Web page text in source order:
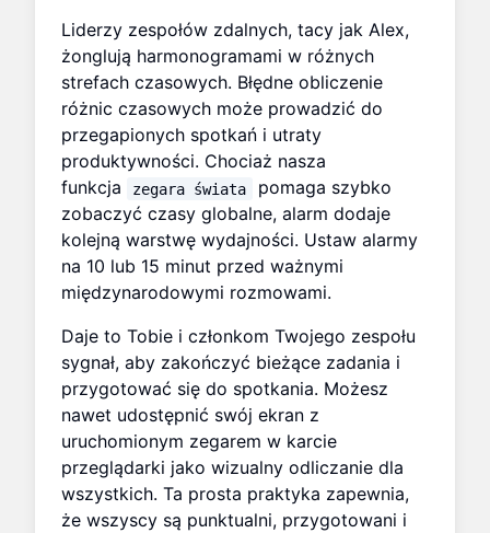
Liderzy zespołów zdalnych, tacy jak Alex,
żonglują harmonogramami w różnych
strefach czasowych. Błędne obliczenie
różnic czasowych może prowadzić do
przegapionych spotkań i utraty
produktywności. Chociaż nasza
funkcja
zegara świata
pomaga szybko
zobaczyć czasy globalne, alarm dodaje
kolejną warstwę wydajności. Ustaw alarmy
na 10 lub 15 minut przed ważnymi
międzynarodowymi rozmowami.
Daje to Tobie i członkom Twojego zespołu
sygnał, aby zakończyć bieżące zadania i
przygotować się do spotkania. Możesz
nawet udostępnić swój ekran z
uruchomionym zegarem w karcie
przeglądarki jako wizualny odliczanie dla
wszystkich. Ta prosta praktyka zapewnia,
że wszyscy są punktualni, przygotowani i